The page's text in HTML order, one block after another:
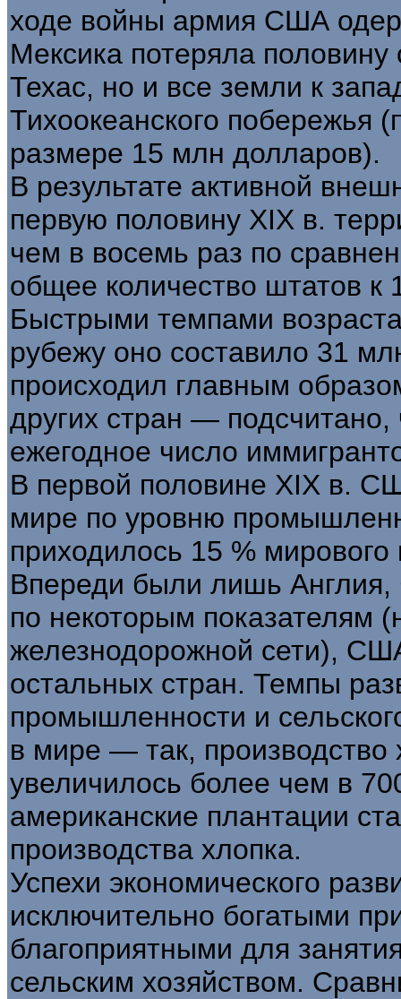
ходе войны армия США
Мексика потеряла
Техас, но и все земли к
Тихоокеанского побережья
размере 15 млн долларов).
В результате активной
первую половину XIX в.
чем в восемь раз по
общее количество штатов к
Быстрыми темпами
рубежу оно составило 31
происходил главным
других стран —
ежегодное число
В первой половине XIX в.
мире по уровню
приходилось 15 %
Впереди были лишь
по некоторым показателям
железнодорожной сети),
остальных стран. Темпы
промышленности и
в мире — так, производство
увеличилось более чем в
американские плантации
производства хлопка.
Успехи экономического
исключительно богатыми
благоприятными для
сельским хозяйством.